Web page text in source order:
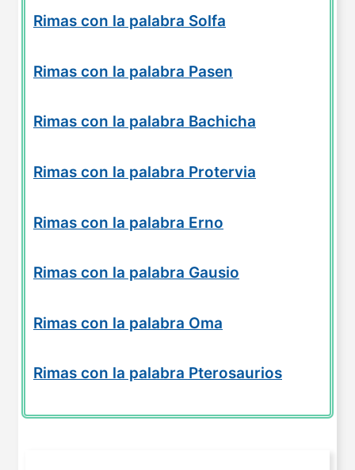
Rimas con la palabra Solfa
Rimas con la palabra Pasen
Rimas con la palabra Bachicha
Rimas con la palabra Protervia
Rimas con la palabra Erno
Rimas con la palabra Gausio
Rimas con la palabra Oma
Rimas con la palabra Pterosaurios